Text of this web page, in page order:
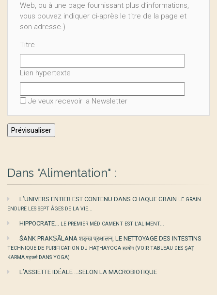
Web, ou à une page fournissant plus d’informations,
vous pouvez indiquer ci-après le titre de la page et
son adresse.)
Titre
Lien hypertexte
Je veux recevoir la Newsletter
Dans "Alimentation" :
L’UNIVERS ENTIER EST CONTENU DANS CHAQUE GRAIN LE GRAIN
ENDURE LES SEPT ÂGES DE LA VIE...
HIPPOCRATE... LE PREMIER MÉDICAMENT EST L'ALIMENT...
ŚAṄK PRAKṢĀLANA शङ्ख प्रक्षालन, LE NETTOYAGE DES INTESTINS
TECHNIQUE DE PURIFICATION DU HAṬHAYOGA हठयोग (VOIR TABLEAU DES ṢAṬ
KARMA षट्कर्म DANS YOGA)
L’ASSIETTE IDÉALE ...SELON LA MACROBIOTIQUE